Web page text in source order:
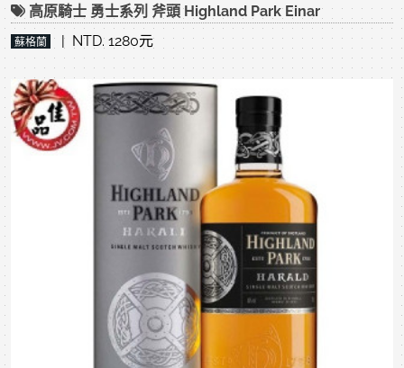
高原騎士 勇士系列 斧頭 Highland Park Einar
蘇格蘭 | NTD. 1280元